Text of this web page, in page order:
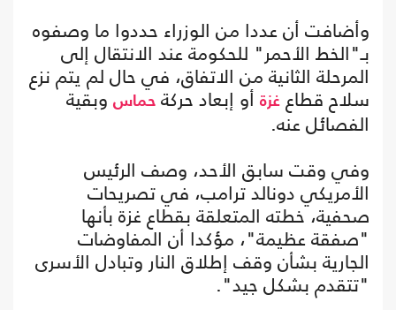
وأضافت أن عددا من الوزراء حددوا ما وصفوه
بـ"الخط الأحمر" للحكومة عند الانتقال إلى
المرحلة الثانية من الاتفاق، في حال لم يتم نزع
سلاح قطاع غزة أو إبعاد حركة حماس وبقية
الفصائل عنه.
وفي وقت سابق الأحد، وصف الرئيس
الأمريكي دونالد ترامب، في تصريحات
صحفية، خطته المتعلقة بقطاع غزة بأنها
"صفقة عظيمة"، مؤكدا أن المفاوضات
الجارية بشأن وقف إطلاق النار وتبادل الأسرى
"تتقدم بشكل جيد".